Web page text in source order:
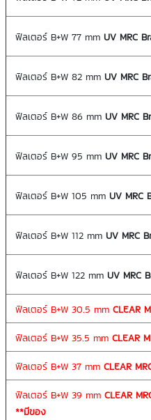
ฟิลเตอร์ B+W 77 mm UV MRC
ฟิลเตอร์ B+W 82 mm UV MRC
ฟิลเตอร์ B+W 86 mm UV MRC
ฟิลเตอร์ B+W 95 mm UV MRC
ฟิลเตอร์ B+W 105 mm UV MRC
ฟิลเตอร์ B+W 112 mm UV MRC
ฟิลเตอร์ B+W 122 mm UV MRC
ฟิลเตอร์ B+W 30.5 mmCLEAR
ฟิลเตอร์ B+W 35.5 mmCLEAR
ฟิลเตอร์ B+W 37 mmCLEAR
ฟิลเตอร์ B+W 39 mmCLEAR
**มีของ